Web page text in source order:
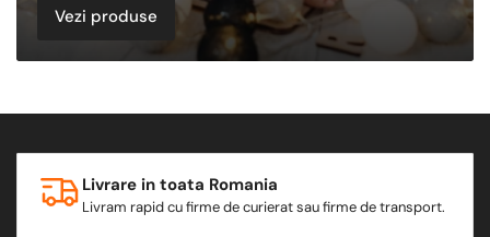
Vezi produse
Livrare in toata Romania
Livram rapid cu firme de curierat sau firme de transport.